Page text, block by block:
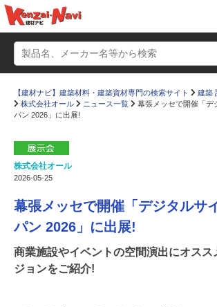
動画
かたなび コラム
すまいリング
Q＆A 販売・施
お気に入り
【建材ナビ】建築材料・建築資材専門の検索サイト
建築
株式会社オール
ニュース一覧
幕張メッセで開催「デ
パン 2026」に出展!
株式会社オール
2026-05-25
幕張メッセで開催「デジタルサ
パン 2026」に出展!
商業施設やイベントの空間演出にオス
ジョンをご紹介!